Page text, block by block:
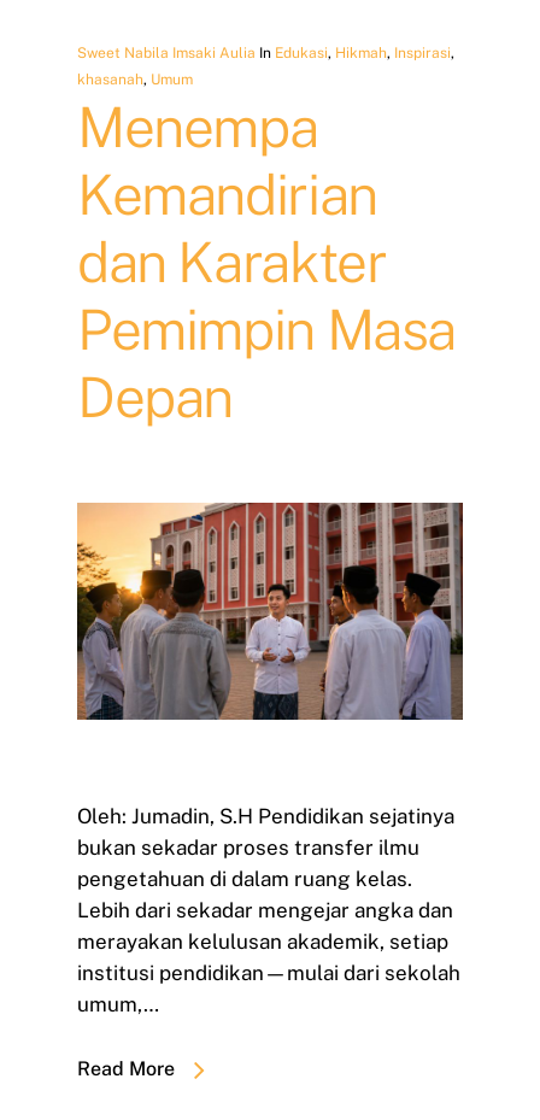
Sweet Nabila Imsaki Aulia In Edukasi, Hikmah, Inspirasi,
khasanah, Umum
Menempa
Kemandirian
dan Karakter
Pemimpin Masa
Depan
Oleh: Jumadin, S.H Pendidikan sejatinya
bukan sekadar proses transfer ilmu
pengetahuan di dalam ruang kelas.
Lebih dari sekadar mengejar angka dan
merayakan kelulusan akademik, setiap
institusi pendidikan—mulai dari sekolah
umum,…
Read More